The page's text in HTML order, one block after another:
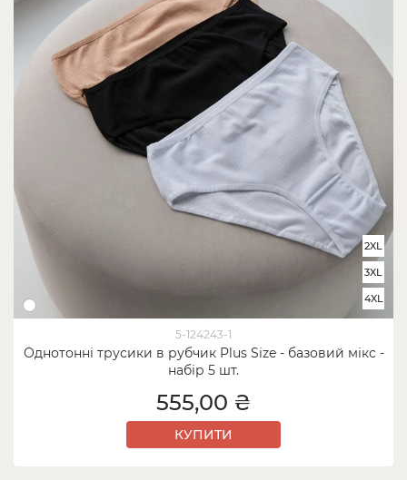
5-124243-1
Однотонні трусики в рубчик Plus Size - базовий мікс -
набір 5 шт.
2XL
3XL
4XL
555,00 ₴
КУПИТИ